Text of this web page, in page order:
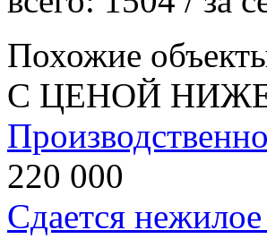
Похожие
С ЦЕНОЙ
220 000
Сдается